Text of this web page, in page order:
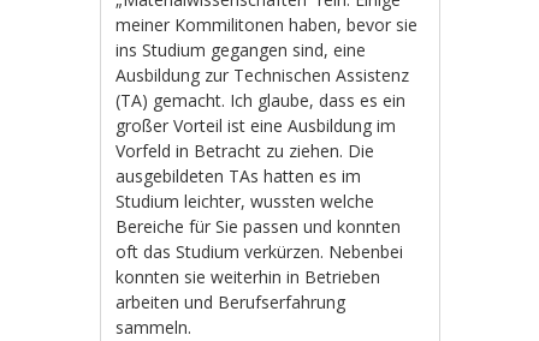
meiner Kommilitonen haben, bevor sie
ins Studium gegangen sind, eine
Ausbildung zur Technischen Assistenz
(TA) gemacht. Ich glaube, dass es ein
großer Vorteil ist eine Ausbildung im
Vorfeld in Betracht zu ziehen. Die
ausgebildeten TAs hatten es im
Studium leichter, wussten welche
Bereiche für Sie passen und konnten
oft das Studium verkürzen. Nebenbei
konnten sie weiterhin in Betrieben
arbeiten und Berufserfahrung
sammeln.